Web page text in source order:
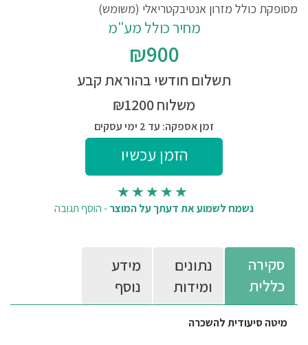
מסופקת כולל מזרון אנטיבקטריאלי (משומש)
מחיר כולל מע"מ
₪900
תשלום חודשי בהוראת קבע
משלוח ₪1200
זמן אספקה: עד 2 ימי עסקים
נשמח לשמוע את דעתך על המוצר-הוסף תגובה
סקירה
כללית
נתונים
ומידות
מידע
נוסף
מיטה סיעודית להשכרה